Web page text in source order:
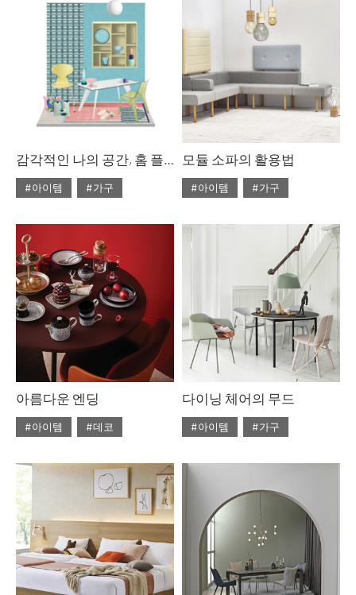
#대리석
#마블
#마블 테이블
#쇼핑
#테이블
#북유럽
#소파
#의자
#침대
#테이블
감각적인 나의 공간, 홈 플레이스
#아이템
#가구
#2월호 룩
#거실
#룩
#서재
#소품
#의자
#인테리어
#조명
#집 꾸미기
#침실
#테이블
모듈 소파의 활용법
#아이템
#가구
#가구
#디자인
#인테리어
아름다운 엔딩
#아이템 #데코
다이닝 체어의 무드
#아이템 #가구